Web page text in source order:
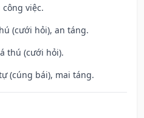
việc.
(cưới hỏi), an táng.
thú (cưới hỏi).
(cúng bái), mai táng.